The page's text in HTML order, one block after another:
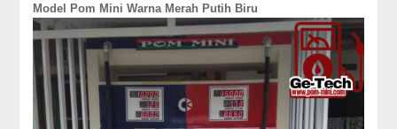
Model Pom Mini Warna Merah Putih Biru